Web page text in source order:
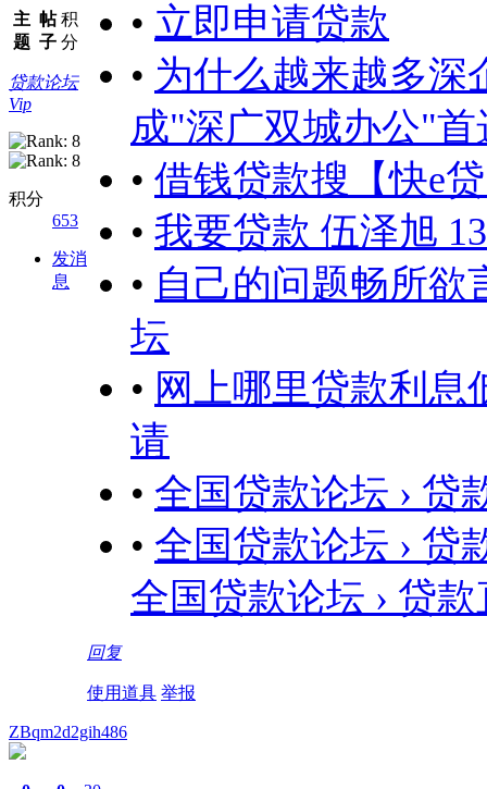
主
题
帖
子
积
分
贷款论坛
Vip
积分
653
发消
息
• 立即申请贷款
• 为什么越来越多深
成"深广双城办公"首
• 借钱贷款搜【快e
• 我要贷款 伍泽旭
• 自己的问题畅所
坛
• 网上哪里贷款利息
请
• 全国贷款论坛 › 贷
• 全国贷款论坛 › 贷
全国贷款论坛 › 贷
回复
使用道具 举报
ZBqm2d2gih486